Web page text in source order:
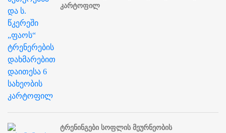
კარტოფილ
ტრენინგები სოფლის მეურნეობის